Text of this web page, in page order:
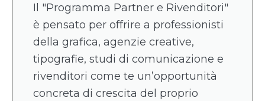
Il "Programma Partner e Rivenditori"
è pensato per offrire a professionisti
della grafica, agenzie creative,
tipografie, studi di comunicazione e
rivenditori come te un’opportunità
concreta di crescita del proprio